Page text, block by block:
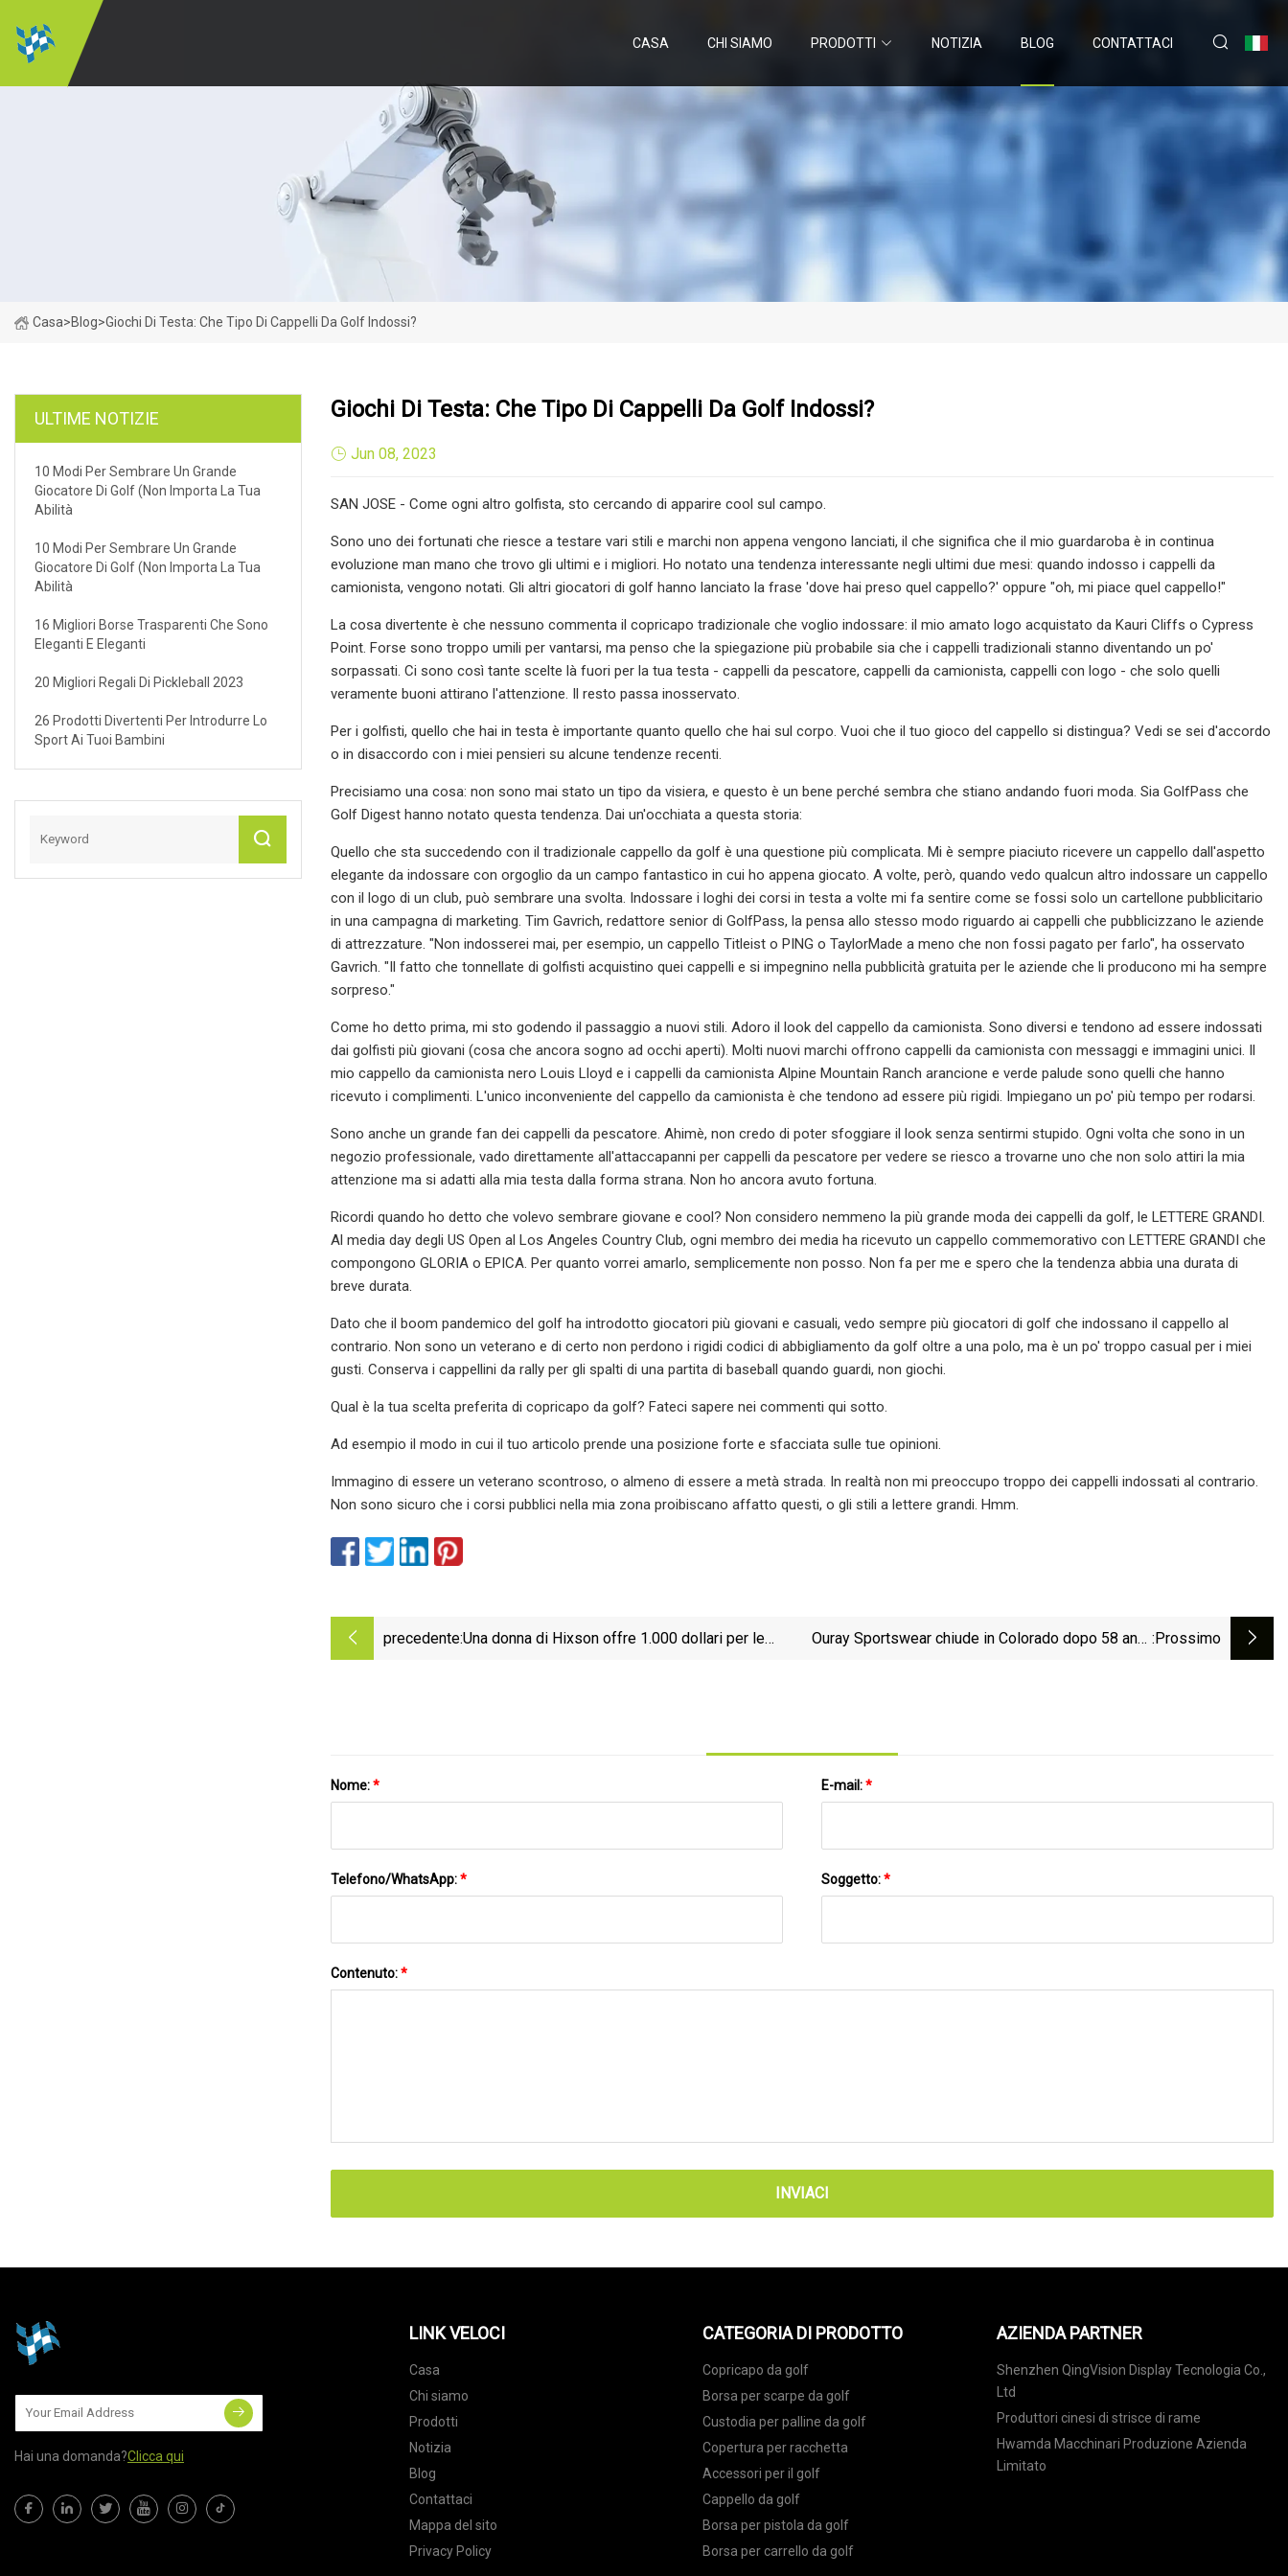
CASA CHI SIAMO PRODOTTI NOTIZIA BLOG CONTATTACI
Casa>Blog>Giochi Di Testa: Che Tipo Di Cappelli Da Golf Indossi?
ULTIME NOTIZIE
10 Modi Per Sembrare Un Grande
Giocatore Di Golf (non Importa La Tua
Abilità
10 Modi Per Sembrare Un Grande
Giocatore Di Golf (non Importa La Tua
Abilità
16 Migliori Borse Trasparenti Che Sono
Eleganti E Eleganti
20 Migliori Regali Di Pickleball 2023
26 Prodotti Divertenti Per Introdurre Lo
Sport Ai Tuoi Bambini
Giochi Di Testa: Che Tipo Di Cappelli Da Golf Indossi?
Jun 08, 2023
SAN JOSE - Come ogni altro golfista, sto cercando di apparire cool sul campo.
Sono uno dei fortunati che riesce a testare vari stili e marchi non appena vengono lanciati, il che significa che il mio guardaroba è in continua
evoluzione man mano che trovo gli ultimi e i migliori. Ho notato una tendenza interessante negli ultimi due mesi: quando indosso i cappelli da
camionista, vengono notati. Gli altri giocatori di golf hanno lanciato la frase 'dove hai preso quel cappello?' oppure "oh, mi piace quel cappello!"
La cosa divertente è che nessuno commenta il copricapo tradizionale che voglio indossare: il mio amato logo acquistato da Kauri Cliffs o Cypress
Point. Forse sono troppo umili per vantarsi, ma penso che la spiegazione più probabile sia che i cappelli tradizionali stanno diventando un po'
sorpassati. Ci sono così tante scelte là fuori per la tua testa - cappelli da pescatore, cappelli da camionista, cappelli con logo - che solo quelli
veramente buoni attirano l'attenzione. Il resto passa inosservato.
Per i golfisti, quello che hai in testa è importante quanto quello che hai sul corpo. Vuoi che il tuo gioco del cappello si distingua? Vedi se sei d'accordo
o in disaccordo con i miei pensieri su alcune tendenze recenti.
Precisiamo una cosa: non sono mai stato un tipo da visiera, e questo è un bene perché sembra che stiano andando fuori moda. Sia GolfPass che
Golf Digest hanno notato questa tendenza. Dai un'occhiata a questa storia:
Quello che sta succedendo con il tradizionale cappello da golf è una questione più complicata. Mi è sempre piaciuto ricevere un cappello dall'aspetto
elegante da indossare con orgoglio da un campo fantastico in cui ho appena giocato. A volte, però, quando vedo qualcun altro indossare un cappello
con il logo di un club, può sembrare una svolta. Indossare i loghi dei corsi in testa a volte mi fa sentire come se fossi solo un cartellone pubblicitario
in una campagna di marketing. Tim Gavrich, redattore senior di GolfPass, la pensa allo stesso modo riguardo ai cappelli che pubblicizzano le aziende
di attrezzature. "Non indosserei mai, per esempio, un cappello Titleist o PING o TaylorMade a meno che non fossi pagato per farlo", ha osservato
Gavrich. "Il fatto che tonnellate di golfisti acquistino quei cappelli e si impegnino nella pubblicità gratuita per le aziende che li producono mi ha sempre
sorpreso."
Come ho detto prima, mi sto godendo il passaggio a nuovi stili. Adoro il look del cappello da camionista. Sono diversi e tendono ad essere indossati
dai golfisti più giovani (cosa che ancora sogno ad occhi aperti). Molti nuovi marchi offrono cappelli da camionista con messaggi e immagini unici. Il
mio cappello da camionista nero Louis Lloyd e i cappelli da camionista Alpine Mountain Ranch arancione e verde palude sono quelli che hanno
ricevuto i complimenti. L'unico inconveniente del cappello da camionista è che tendono ad essere più rigidi. Impiegano un po' più tempo per rodarsi.
Sono anche un grande fan dei cappelli da pescatore. Ahimè, non credo di poter sfoggiare il look senza sentirmi stupido. Ogni volta che sono in un
negozio professionale, vado direttamente all'attaccapanni per cappelli da pescatore per vedere se riesco a trovarne uno che non solo attiri la mia
attenzione ma si adatti alla mia testa dalla forma strana. Non ho ancora avuto fortuna.
Ricordi quando ho detto che volevo sembrare giovane e cool? Non considero nemmeno la più grande moda dei cappelli da golf, le LETTERE GRANDI.
Al media day degli US Open al Los Angeles Country Club, ogni membro dei media ha ricevuto un cappello commemorativo con LETTERE GRANDI che
compongono GLORIA o EPICA. Per quanto vorrei amarlo, semplicemente non posso. Non fa per me e spero che la tendenza abbia una durata di
breve durata.
Dato che il boom pandemico del golf ha introdotto giocatori più giovani e casuali, vedo sempre più giocatori di golf che indossano il cappello al
contrario. Non sono un veterano e di certo non perdono i rigidi codici di abbigliamento da golf oltre a una polo, ma è un po' troppo casual per i miei
gusti. Conserva i cappellini da rally per gli spalti di una partita di baseball quando guardi, non giochi.
Qual è la tua scelta preferita di copricapo da golf? Fateci sapere nei commenti qui sotto.
Ad esempio il modo in cui il tuo articolo prende una posizione forte e sfacciata sulle tue opinioni.
Immagino di essere un veterano scontroso, o almeno di essere a metà strada. In realtà non mi preoccupo troppo dei cappelli indossati al contrario.
Non sono sicuro che i corsi pubblici nella mia zona proibiscano affatto questi, o gli stili a lettere grandi. Hmm.
precedente:Una donna di Hixson offre 1.000 dollari per le
Ouray Sportswear chiude in Colorado dopo 58 anni, :Prossimo
Nome:* E-mail:*
Telefono/WhatsApp:* Soggetto:*
Contenuto:*
INVIACI
Hai una domanda?Clicca qui
LINK VELOCI
Casa
Chi siamo
Prodotti
Notizia
Blog
Contattaci
Mappa del sito
Privacy Policy
CATEGORIA DI PRODOTTO
Copricapo da golf
Borsa per scarpe da golf
Custodia per palline da golf
Copertura per racchetta
Accessori per il golf
Cappello da golf
Borsa per pistola da golf
Borsa per carrello da golf
AZIENDA PARTNER
Shenzhen QingVision Display Tecnologia Co.,
Ltd
Produttori cinesi di strisce di rame
Hwamda Macchinari Produzione Azienda
Limitato